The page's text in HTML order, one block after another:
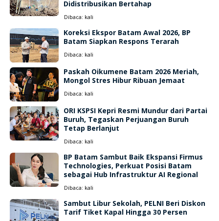
Didistribusikan Bertahap
Dibaca: kali
Koreksi Ekspor Batam Awal 2026, BP
Batam Siapkan Respons Terarah
Dibaca: kali
Paskah Oikumene Batam 2026 Meriah,
Mongol Stres Hibur Ribuan Jemaat
Dibaca: kali
ORI KSPSI Kepri Resmi Mundur dari Partai
Buruh, Tegaskan Perjuangan Buruh
Tetap Berlanjut
Dibaca: kali
BP Batam Sambut Baik Ekspansi Firmus
Technologies, Perkuat Posisi Batam
sebagai Hub Infrastruktur AI Regional
Dibaca: kali
Sambut Libur Sekolah, PELNI Beri Diskon
Tarif Tiket Kapal Hingga 30 Persen